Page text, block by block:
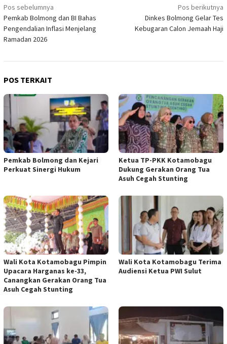
Navigasi
pos
Pos sebelumnya
Pemkab Bolmong dan BI Bahas
Pengendalian Inflasi Menjelang
Ramadan 2026
Pos berikutnya
Dinkes Bolmong Gelar Tes
Kebugaran Calon Jemaah Haji
POS TERKAIT
Pemkab Bolmong dan Kejari
Perkuat Sinergi Hukum
Ketua TP-PKK Kotamobagu
Dukung Gerakan Orang Tua
Asuh Cegah Stunting
Wali Kota Kotamobagu Pimpin
Upacara Harganas ke-33,
Canangkan Gerakan Orang Tua
Asuh Cegah Stunting
Wali Kota Kotamobagu Terima
Audiensi Ketua PWI Sulut